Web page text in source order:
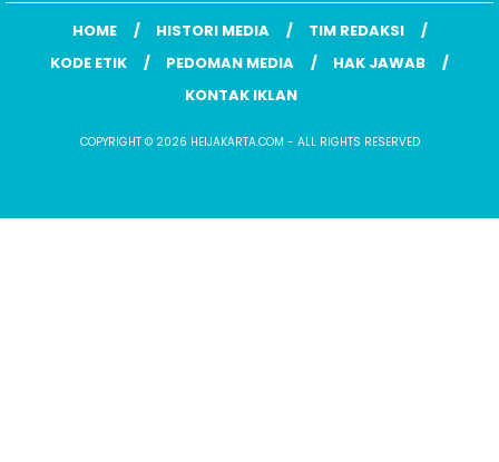
HOME HISTORI MEDIA
TIM REDAKSI
KODE ETIK
PEDOMAN MEDIA
HAK JAWAB
KONTAK IKLAN
COPYRIGHT © 2026 HEIJAKARTA.COM - ALL RIGHTS RESERVED